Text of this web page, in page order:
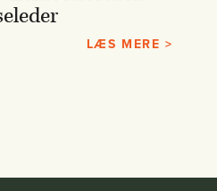
LÆS MERE >